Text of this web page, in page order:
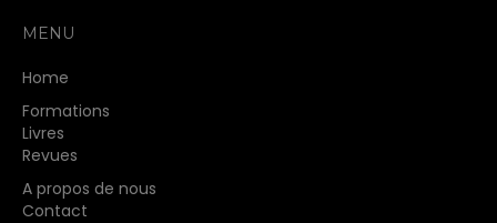
MENU
Home
Formations
Livres
Revues
A propos de nous
Contact